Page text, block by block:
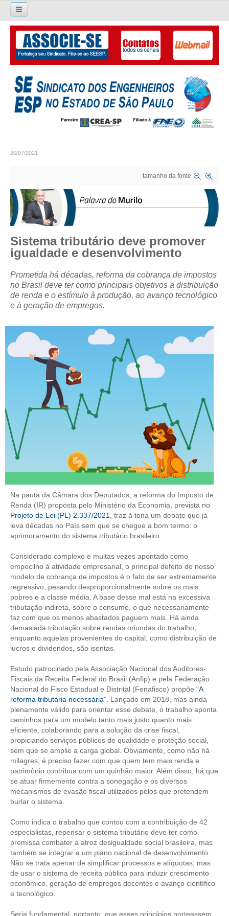
Pesquisar...
O SINDICATO
APRESENTAÇÃO
PALAVRA DO PRESIDENTE
GALERIA EX-PRESIDENTES
ORGANOGRAMA
CRESCE BRASIL
HISTÓRICO E ATUAÇÃO
COMPOSIÇÃO
CONSELHOS ASSESSORES
PERSONALIDADES DA TECNOLOGIA
NÚCLEO DA MULHER ENGENHEIRA
TRANSPARÊNCIA
JURÍDICO
CONSULTORIA
ACORDOS, CONVENÇÕES E DISSÍDIOS
CONTRIBUIÇÃO ASSISTENCIAL
CONTRIBUIÇÃO ASSOCIATIVA OU ANUIDADE DE SÓCIO
CONTRIBUIÇÃO SINDICAL URBANA
REVISÃO DE APOSENTADORIA
FGTS EXPURGOS
FGTS CORREÇÃO
LEGISLAÇÃO
LEI 4.950-A/1966 – PISO SALARIAL
LEI 5.194/1966 – REGULAMENTAÇÃO DA PROFISSÃO
LEI 6.496/1977 – ART
RES 1.002/2002 – CÓDIGO DE ÉTICA
HOMOLOGAÇÕES
PISO SALARIAL
FIQUE POR DENTRO
OPORTUNIDADES
EMPREGO E ESTÁGIO
CARREIRA
AUTÔNOMOS E SERVIÇOS
NEWSLETTER
20/07/2021
tamanho da fonte
Sistema tributário deve promover
igualdade e desenvolvimento
Prometida há décadas, reforma da cobrança de impostos
no Brasil deve ter como principais objetivos a distribuição
de renda e o estímulo à produção, ao avanço tecnológico
e à geração de empregos.
Na pauta da Câmara dos Deputados, a reforma do Imposto de
Renda (IR) proposta pelo Ministério da Economia, prevista no
Projeto de Lei (PL) 2.337/2021
, traz à tona um debate que já
leva décadas no País sem que se chegue a bom termo: o
aprimoramento do sistema tributário brasileiro.
Considerado complexo e muitas vezes apontado como
empecilho à atividade empresarial, o principal defeito do nosso
modelo de cobrança de impostos é o fato de ser extremamente
regressivo, pesando desproporcionalmente sobre os mais
pobres e a classe média. A base desse mal está na excessiva
tributação indireta, sobre o consumo, o que necessariamente
faz com que os menos abastados paguem mais. Há ainda
demasiada tributação sobre rendas oriundas do trabalho,
enquanto aquelas provenientes do capital, como distribuição de
lucros e dividendos, são isentas.
Estudo patrocinado pela Associação Nacional dos Auditores-
Fiscais da Receita Federal do Brasil (Anfip) e pela Federação
Nacional do Fisco Estadual e Distrital (Fenafisco) propõe “A
reforma tributária necessária”. Lançado em 2018, mas ainda
plenamente válido para orientar esse debate, o trabalho aponta
caminhos para um modelo tanto mais justo quanto mais
eficiente, colaborando para a solução da crise fiscal,
propiciando serviços públicos de qualidade e proteção social,
sem que se amplie a carga global. Obviamente, como não há
milagres, é preciso fazer com que quem tem mais renda e
patrimônio contribua com um quinhão maior. Além disso, há que
se atuar firmemente contra a sonegação e os diversos
mecanismos de evasão fiscal utilizados pelos que pretendem
burlar o sistema.
Como indica o trabalho que contou com a contribuição de 42
especialistas, repensar o sistema tributário deve ter como
premissa combater a atroz desigualdade social brasileira, mas
também se integrar a um plano nacional de desenvolvimento.
Não se trata apenar de simplificar processos e alíquotas, mas
de usar o sistema de receita pública para induzir crescimento
econômico, geração de empregos decentes e avanço científico
e tecnológico.
Seria fundamental, portanto, que esses princípios norteassem